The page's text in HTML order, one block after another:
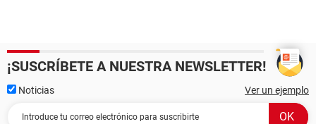
¡SUSCRÍBETE A NUESTRA NEWSLETTER!
Noticias Ver un ejemplo